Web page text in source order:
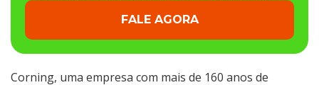
FALE AGORA
Corning, uma empresa com mais de 160 anos de